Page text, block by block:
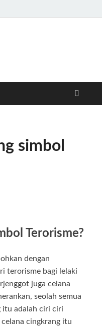
simbol
Terorisme?
dengan
terorisme bagi lelaki
juga celana
seolah semua
itu adalah ciri ciri
cingkrang itu